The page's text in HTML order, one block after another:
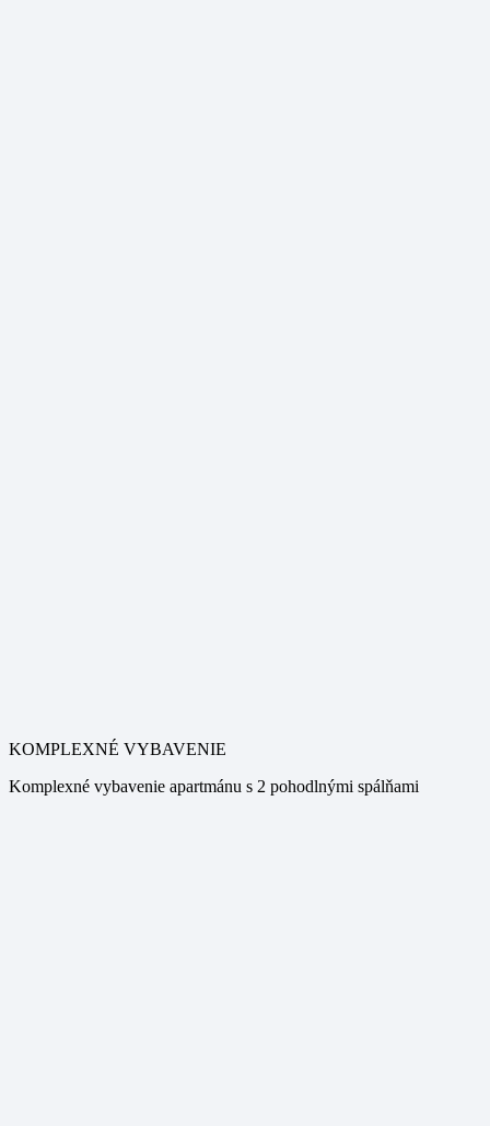
KOMPLEXNÉ VYBAVENIE
Komplexné vybavenie apartmánu s 2 pohodlnými spálňami